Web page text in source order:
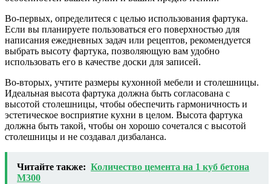
Во-первых, определитеся с целью использования фартука.
Если вы планируете пользоваться его поверхностью для
написания ежедневных задач или рецептов, рекомендуется
выбрать высоту фартука, позволяющую вам удобно
использовать его в качестве доски для записей.
Во-вторых, учтите размеры кухонной мебели и столешницы.
Идеальная высота фартука должна быть согласована с
высотой столешницы, чтобы обеспечить гармоничность и
эстетическое восприятие кухни в целом. Высота фартука
должна быть такой, чтобы он хорошо сочетался с высотой
столешницы и не создавал дизбаланса.
Читайте также: Количество цемента на 1 куб бетона
М300